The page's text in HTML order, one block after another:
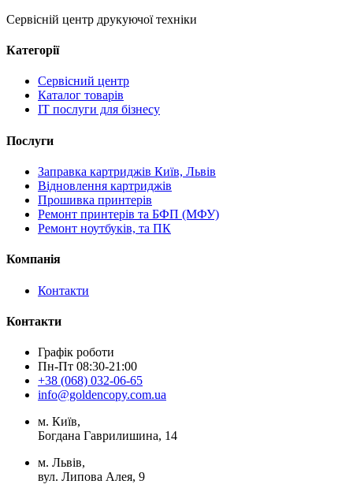
Сервісній центр друкуючої техніки
Категорії
Сервісний центр
Каталог товарів
IT послуги для бізнесу
Послуги
Заправка картриджів Київ, Львів
Відновлення картриджів
Прошивка принтерів
Ремонт принтерів та БФП (МФУ)
Ремонт ноутбуків, та ПК
Компанія
Контакти
Контакти
Графік роботи
Пн-Пт 08:30-21:00
+38 (068) 032-06-65
info@goldencopy.com.ua
м. Київ,
Богдана Гаврилишина, 14
м. Львів,
вул. Липова Алея, 9